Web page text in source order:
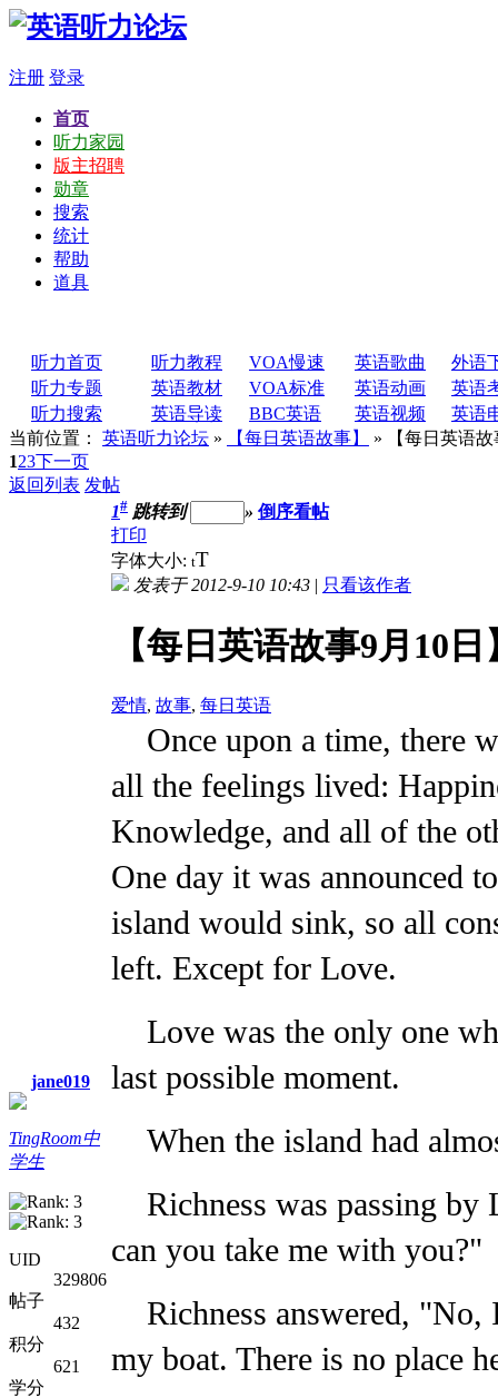
注册 登录
首页
听力家园
版主招聘
勋章
搜索
统计
帮助
道具
听力首页 听力教程 VOA慢速 英语歌曲
外语
听力专题
英语教材 VOA标准 英语动画
英语
听力搜索
英语导读 BBC英语 英语视频
英语
当前位置： 英语听力论坛 » 【每日英语故事】
» 【每日英语
123下一页
返回列表 发帖
jane019
TingRoom中
学生
UID
329806
帖子
432
积分
621
学分
1# 跳转到 » 倒序看帖
打印
字体大小: tT
发表于 2012-9-10 10:43 | 只看该作者
【每日英语故事9月10
爱情, 故事, 每日英语
Once upon a time, there
all the feelings lived:
Knowledge, and all of the
One day it was announced
island would sink, so all
left. Except for Love.
Love was the only one
last possible moment.
When the island had
Richness was passing
can you take me with you?"
Richness answered,
my boat. There is no place